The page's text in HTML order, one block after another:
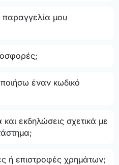
μου
έναν κωδικό
εκδηλώσεις σχετικά με
ή επιστροφές χρημάτων;